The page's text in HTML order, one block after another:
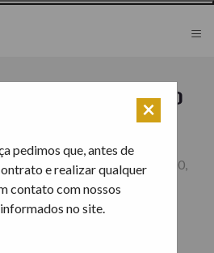
×
pedimos que, antes de
e realizar qualquer
contato com nossos
no site.
≡
FRENTE PARA O
DE BOMBAS –
ANA JÚLIA, 106
Bombinhas - SC, 88215-000,
Brasil